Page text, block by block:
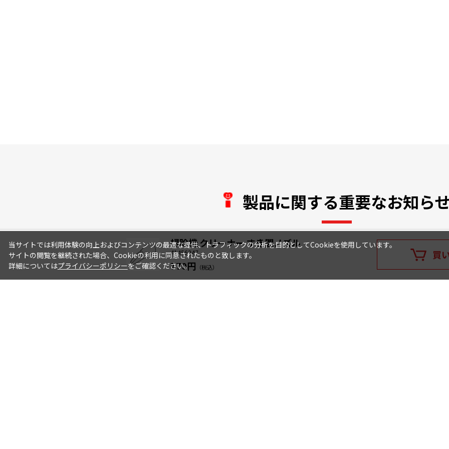
掃除機 クリーナー すき間ノズル
41456247
770円
買
製品に関する重要なお知ら
当サイトでは利用体験の向上およびコンテンツの最適な提供、トラフィックの分析を目的としてCookieを使用しています。
サイトの閲覧を継続された場合、Cookieの利用に同意されたものと致します。
詳細についてはプライバシーポリシーをご確認ください。